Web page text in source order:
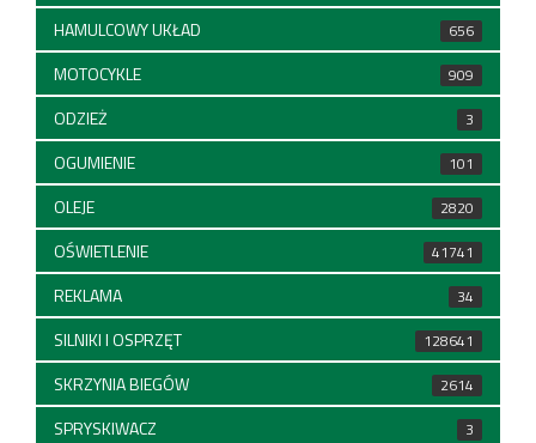
HAMULCOWY UKŁAD 656
MOTOCYKLE 909
ODZIEŻ 3
OGUMIENIE 101
OLEJE 2820
OŚWIETLENIE 41741
REKLAMA 34
SILNIKI I OSPRZĘT 128641
SKRZYNIA BIEGÓW 2614
SPRYSKIWACZ 3